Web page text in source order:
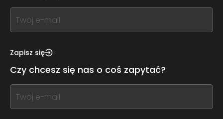
If
you
this,
this
form
field
blank
Zapisz się
Czy chcesz się nas o coś zapytać?
If
you